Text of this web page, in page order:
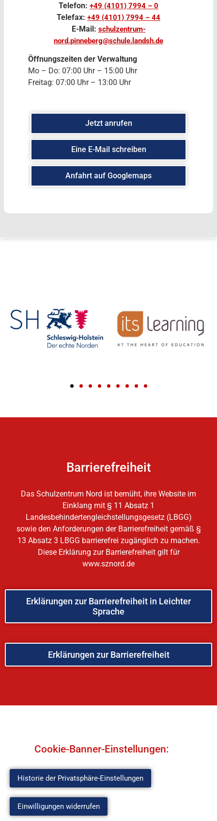
Telefon: +49 (4101) 7994 – 0
Telefax: +49 (4101) 7994 – 44
E-Mail: schulzentrum-
nord.pinneberg@schule.landsh.de
Öffnungszeiten der Verwaltung
Mo – Do: 07:00 Uhr – 15:00 Uhr
Freitag: 07:00 Uhr – 13:00 Uhr
Jetzt anrufen
Eine E-Mail schreiben
Anfahrt auf Googlemaps
Barrierefreiheit
Das Schulzentrum Nord ist bemüht, ihre Website im
Einklang mit § 11 Absatz 1
Landesbehindertengleichstellungsgesetz (LBGG)
sowie den Anforderungen der Barrierefreiheit gemäß §
13 Absatz 3 LBGG barrierefrei zugänglich zu machen.
Diese Erklärung zur Barrierefreiheit gilt für
www.sznord.de
Erklärungen zur Barrierefreiheit in Leichter
Sprache
Erklärungen zur Barrierefreiheit
Cookie-Banner-Einstellungen:
Historie der Privatsphäre-Einstellungen
Einwilligungen widerrufen